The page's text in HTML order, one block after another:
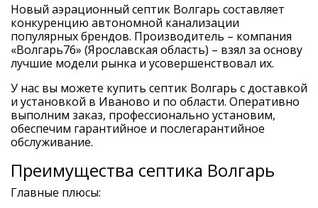
Новый аэрационный септик Волгарь составляет
конкуренцию автономной канализации
популярных брендов. Производитель – компания
«Волгарь76» (Ярославская область) – взял за основу
лучшие модели рынка и усовершенствовал их.
У нас вы можете купить септик Волгарь с доставкой
и установкой в Иваново и по области. Оперативно
выполним заказ, профессионально установим,
обеспечим гарантийное и послегарантийное
обслуживание.
Преимущества септика Волгарь
Главные плюсы: